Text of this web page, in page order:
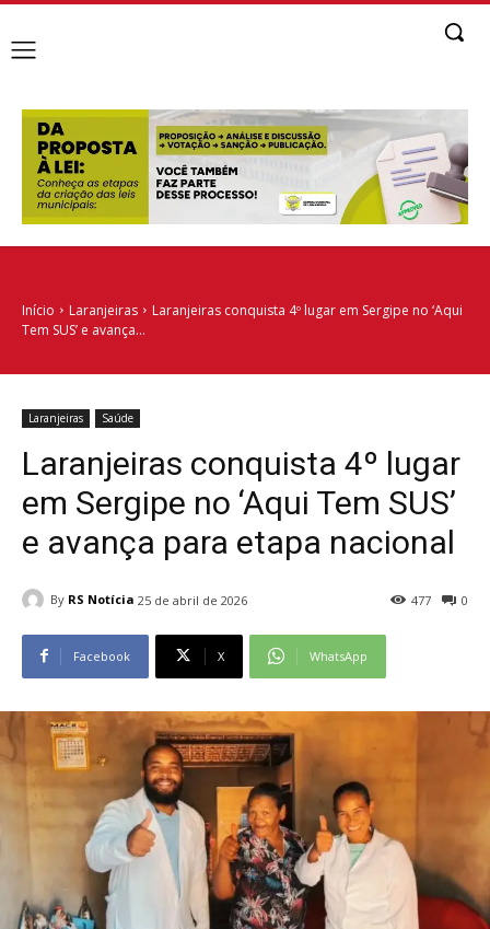
Início Laranjeiras
Laranjeiras conquista 4º lugar em Sergipe no ‘Aqui
Tem SUS’ e avança...
Laranjeiras Saúde
Laranjeiras conquista 4º lugar
em Sergipe no ‘Aqui Tem SUS’
e avança para etapa nacional
By RS Notícia 25 de abril de 2026 0
477
Facebook X WhatsApp